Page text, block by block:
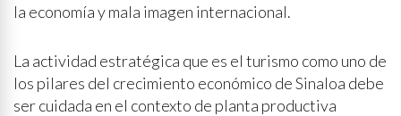
la economía y mala imagen internacional.
La actividad estratégica que es el turismo como uno de
los pilares del crecimiento económico de Sinaloa debe
ser cuidada en el contexto de planta productiva